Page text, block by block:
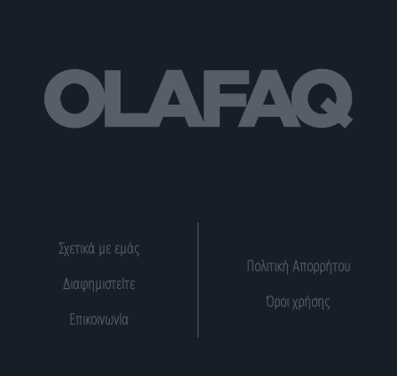
Σχετικά με εμάς
Διαφημιστείτε
Επικοινωνία
Πολιτική Απορρήτου
Όροι χρήσης